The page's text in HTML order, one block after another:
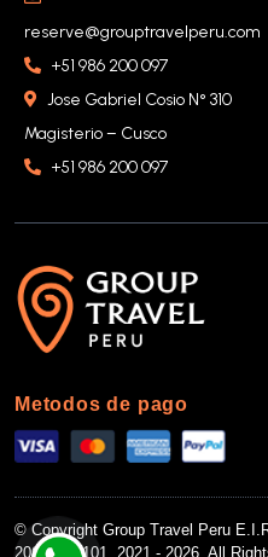
reserve@grouptravelperu.com
+51 986 200 097
Jose Gabriel Cosio N° 310
Magisterio – Cusco
+51 986 200 097
Metodos de pago
© Copyright Group Travel Peru
20612853101, 2021 - 2026 All